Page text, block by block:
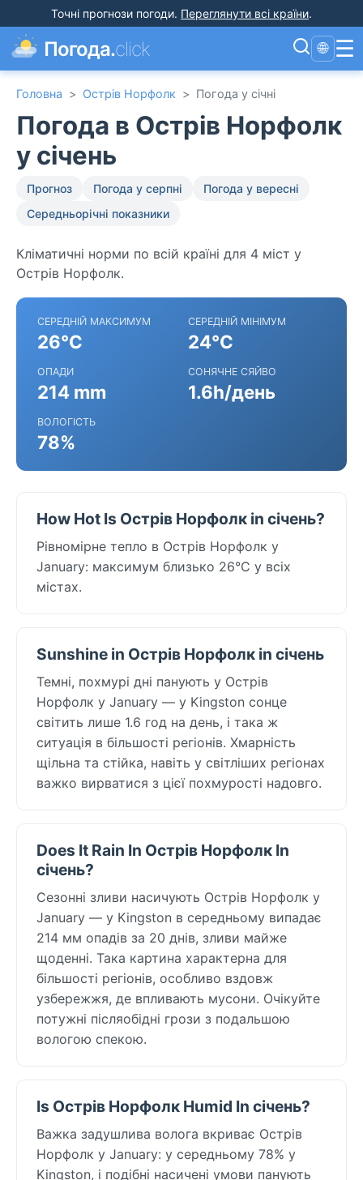
Точні прогнози погоди. Переглянути всі країни.
Погода.click 🌐 ☰
Головна > Острів Норфолк > Погода у січні
Погода в Острів Норфолк
у січень
Прогноз Погода у серпні
Погода у вересні
Середньорічні показники
Кліматичні норми по всій країні для 4 міст у
Острів Норфолк.
СЕРЕДНІЙ МАКСИМУМ
26°C
СЕРЕДНІЙ МІНІМУМ
24°C
ОПАДИ
214 mm
СОНЯЧНЕ СЯЙВО
1.6h/день
ВОЛОГІСТЬ
78%
How Hot Is Острів Норфолк in січень?
Рівномірне тепло в Острів Норфолк у
January: максимум близько 26°C у всіх
містах.
Sunshine in Острів Норфолк in січень
Темні, похмурі дні панують у Острів
Норфолк у January — у Kingston сонце
світить лише 1.6 год на день, і така ж
ситуація в більшості регіонів. Хмарність
щільна та стійка, навіть у світліших регіонах
важко вирватися з цієї похмурості надовго.
Does It Rain In Острів Норфолк In
січень?
Сезонні зливи насичують Острів Норфолк у
January — у Kingston в середньому випадає
214 мм опадів за 20 днів, зливи майже
щоденні. Така картина характерна для
більшості регіонів, особливо вздовж
узбережжя, де впливають мусони. Очікуйте
потужні післяобідні грози з подальшою
вологою спекою.
Is Острів Норфолк Humid In січень?
Важка задушлива волога вкриває Острів
Норфолк у January: у середньому 78% у
Kingston, і подібні насичені умови панують